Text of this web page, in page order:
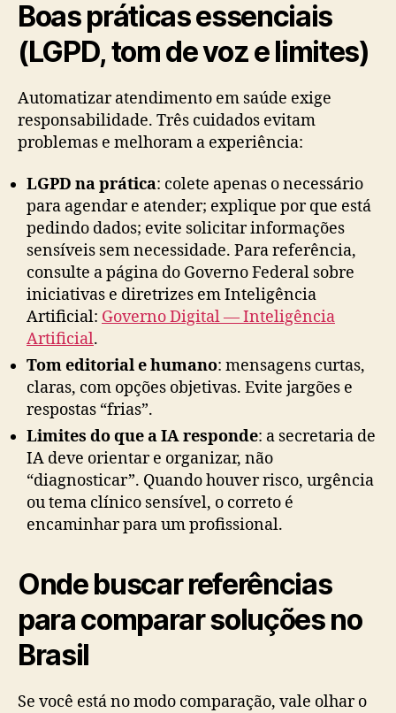
Boas práticas essenciais
(LGPD, tom de voz e limites)
Automatizar atendimento em saúde exige
responsabilidade. Três cuidados evitam
problemas e melhoram a experiência:
LGPD na prática: colete apenas o necessário
para agendar e atender; explique por que está
pedindo dados; evite solicitar informações
sensíveis sem necessidade. Para referência,
consulte a página do Governo Federal sobre
iniciativas e diretrizes em Inteligência
Artificial: Governo Digital — Inteligência
Artificial.
Tom editorial e humano: mensagens curtas,
claras, com opções objetivas. Evite jargões e
respostas “frias”.
Limites do que a IA responde: a secretaria de
IA deve orientar e organizar, não
“diagnosticar”. Quando houver risco, urgência
ou tema clínico sensível, o correto é
encaminhar para um profissional.
Onde buscar referências
para comparar soluções no
Brasil
Se você está no modo comparação, vale olhar o